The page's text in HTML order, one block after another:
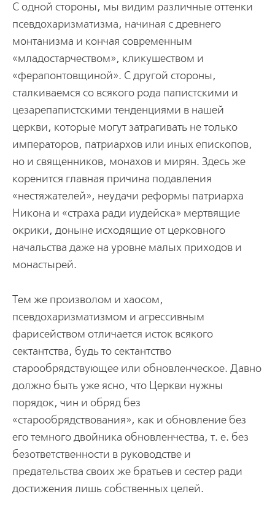
С одной стороны, мы видим различные оттенки
псевдохаризматизма, начиная с древнего
монтанизма и кончая современным
«младостарчеством», кликушеством и
«ферапонтовщиной». С другой стороны,
сталкиваемся со всякого рода папистскими и
цезарепапистскими тенденциями в нашей
церкви, которые могут затрагивать не только
императоров, патриархов или иных епископов,
но и священников, монахов и мирян. Здесь же
коренится главная причина подавления
«нестяжателей», неудачи реформы патриарха
Никона и «страха ради иудейска» мертвящие
окрики, доныне исходящие от церковного
начальства даже на уровне малых приходов и
монастырей.
Тем же произволом и хаосом,
псевдохаризматизмом и агрессивным
фарисейством отличается исток всякого
сектантства, будь то сектантство
старообрядствующее или обновленческое. Давно
должно быть уже ясно, что Церкви нужны
порядок, чин и обряд без
«старообрядствования», как и обновление без
его темного двойника обновленчества, т. е. без
безответственности в руководстве и
предательства своих же братьев и сестер ради
достижения лишь собственных целей.